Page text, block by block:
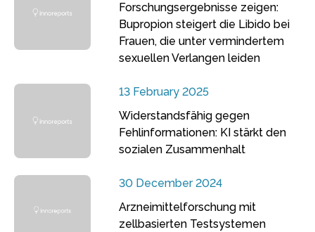
Forschungsergebnisse zeigen:
Bupropion steigert die Libido bei
Frauen, die unter vermindertem
sexuellen Verlangen leiden
13 February 2025
Widerstandsfähig gegen
Fehlinformationen: KI stärkt den
sozialen Zusammenhalt
30 December 2024
Arzneimittelforschung mit
zellbasierten Testsystemen